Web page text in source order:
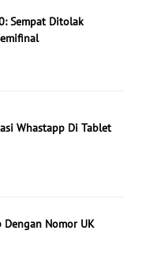
Sempat Ditolak
Whastapp Di Tablet
Dengan Nomor UK